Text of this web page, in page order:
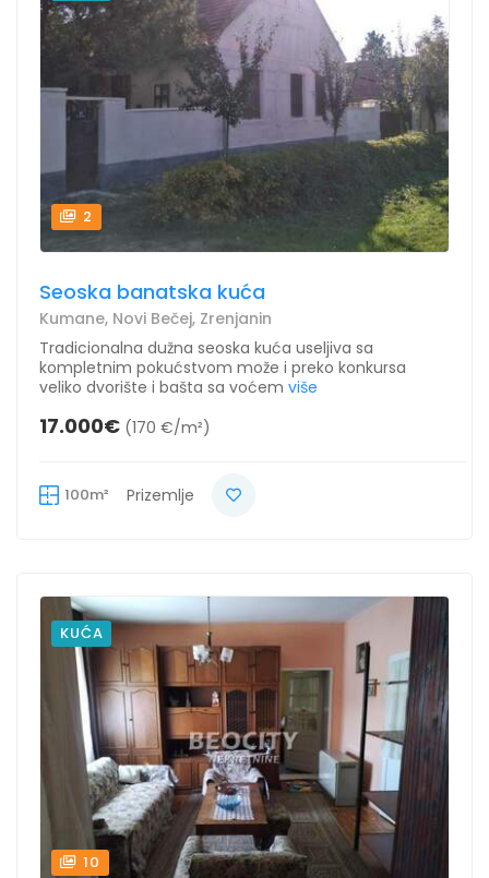
2
Seoska banatska kuća
Kumane, Novi Bečej, Zrenjanin
Tradicionalna dužna seoska kuća useljiva sa
kompletnim pokućstvom može i preko konkursa
veliko dvorište i bašta sa voćem više
17.000€ (170 €/m²)
100m² Prizemlje
KUĆA
10